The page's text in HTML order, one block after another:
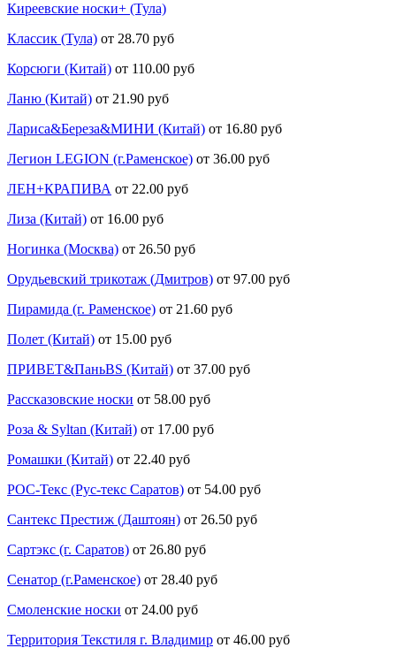
Киреевские носки+ (Тула)
Классик (Тула) от 28.70 руб
Корсюги (Китай) от 110.00 руб
Ланю (Китай) от 21.90 руб
Лариса&Береза&МИНИ (Китай) от 16.80 руб
Легион LEGION (г.Раменское) от 36.00 руб
ЛЕН+КРАПИВА от 22.00 руб
Лиза (Китай) от 16.00 руб
Ногинка (Москва) от 26.50 руб
Орудьевский трикотаж (Дмитров) от 97.00 руб
Пирамида (г. Раменское) от 21.60 руб
Полет (Китай) от 15.00 руб
ПРИВЕТ&ПаньBS (Китай) от 37.00 руб
Рассказовские носки от 58.00 руб
Роза & Syltan (Китай) от 17.00 руб
Ромашки (Китай) от 22.40 руб
РОС-Текс (Рус-текс Саратов) от 54.00 руб
Сантекс Престиж (Даштоян) от 26.50 руб
Сартэкс (г. Саратов) от 26.80 руб
Сенатор (г.Раменское) от 28.40 руб
Смоленские носки от 24.00 руб
Территория Текстиля г. Владимир от 46.00 руб